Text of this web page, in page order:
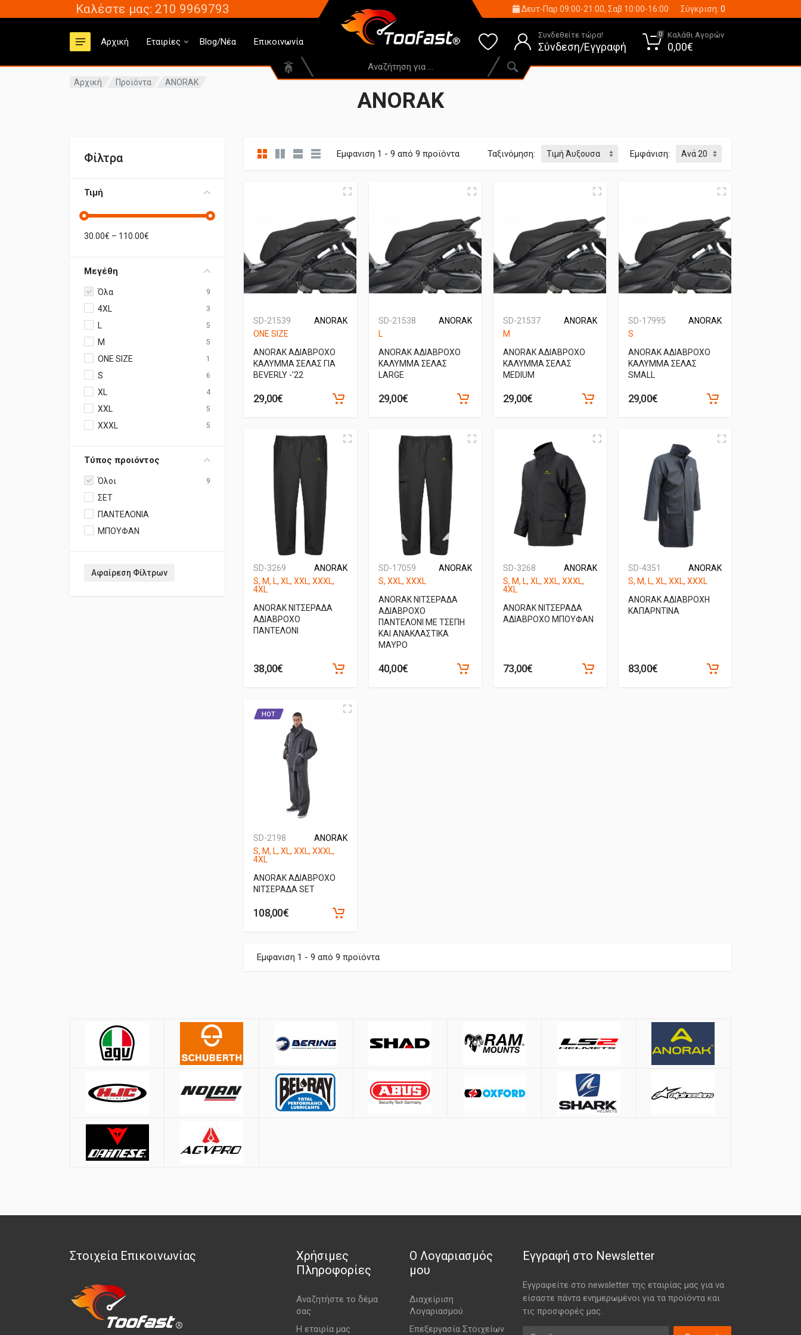
Καλέστε μας: 210 9969793 Δευτ-Παρ 09:00-21:00, Σαβ 10:00-16:00 Σύγκριση: 0
Αρχική Εταιρίες Blog/Νέα Επικοινωνία
Συνδεθείτε τώρα!
Σύνδεση/Εγγραφή
0 Καλάθι Αγορών
0,00€
Αρχική Προϊόντα ANORAK
ANORAK
Φίλτρα
Τιμή
30.00€ – 110.00€
Μεγέθη
Όλα 9
4XL 3
L 5
M 5
ONE SIZE 1
S 6
XL 4
XXL 5
XXXL 5
Τύπος προιόντος
Όλοι 9
ΣΕΤ
ΠΑΝΤΕΛΟΝΙΑ
ΜΠΟΥΦΑΝ
Αφαίρεση Φίλτρων
Εμφανιση 1 - 9 από 9 προϊόντα Ταξινόμηση: Εμφάνιση:
SD-21539
ANORAK
ONE SIZE
ANORAK ΑΔΙΑΒΡΟΧΟ
ΚΑΛΥΜΜΑ ΣΕΛΑΣ ΓΙΑ
BEVERLY -'22
29,00€
SD-21538
ANORAK
L
ANORAK ΑΔΙΑΒΡΟΧΟ
ΚΑΛΥΜΜΑ ΣΕΛΑΣ
LARGE
29,00€
SD-21537
ANORAK
M
ANORAK ΑΔΙΑΒΡΟΧΟ
ΚΑΛΥΜΜΑ ΣΕΛΑΣ
MEDIUM
29,00€
SD-17995
ANORAK
S
ANORAK ΑΔΙΑΒΡΟΧΟ
ΚΑΛΥΜΜΑ ΣΕΛΑΣ
SMALL
29,00€
SD-3269
ANORAK
S, M, L, XL, XXL, XXXL,
4XL
ANORAK ΝΙΤΣΕΡΑΔΑ
ΑΔΙΑΒΡΟΧΟ
ΠΑΝΤΕΛΟΝΙ
38,00€
SD-17059
ANORAK
S, XXL, XXXL
ANORAK ΝΙΤΣΕΡΑΔΑ
ΑΔΙΑΒΡΟΧΟ
ΠΑΝΤΕΛΟΝΙ ΜΕ ΤΣΕΠΗ
ΚΑΙ ΑΝΑΚΛΑΣΤΙΚΑ
ΜΑΥΡΟ
40,00€
SD-3268
ANORAK
S, M, L, XL, XXL, XXXL,
4XL
ANORAK ΝΙΤΣΕΡΑΔΑ
ΑΔΙΑΒΡΟΧΟ ΜΠΟΥΦΑΝ
73,00€
SD-4351
ANORAK
S, M, L, XL, XXL, XXXL
ANORAK ΑΔΙΑΒΡΟΧΗ
ΚΑΠΑΡΝΤΙΝΑ
83,00€
SD-2198
ANORAK
S, M, L, XL, XXL, XXXL,
4XL
HOT
ANORAK ΑΔΙΑΒΡΟΧΟ
ΝΙΤΣΕΡΑΔΑ SET
108,00€
Εμφανιση 1 - 9 από 9 προϊόντα
Στοιχεία Επικοινωνίας
Χρήσιμες
Πληροφορίες
Αναζητήστε το δέμα
σας
Η εταιρία μας
Ο Λογαριασμός
μου
Διαχείριση
Λογαριασμού
Επεξεργασία Στοιχείων
Εγγραφή στο Newsletter
Εγγραφείτε στο newsletter της εταιρίας μας για να
είσαστε πάντα ενημερωμένοι για τα προϊόντα και
τις προσφορές μας.
Email